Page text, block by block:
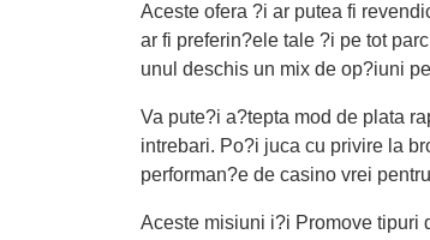
Aceste ofera ?i ar putea fi
ar fi preferin?ele tale ?i pe tot
unul deschis un mix de op?iuni
Va pute?i a?tepta mod de plata
intrebari. Po?i juca cu privire la
performan?e de casino vrei
Aceste misiuni i?i Promove tipuri